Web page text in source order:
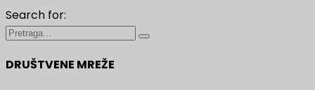
Search for:
DRUŠTVENE MREŽE